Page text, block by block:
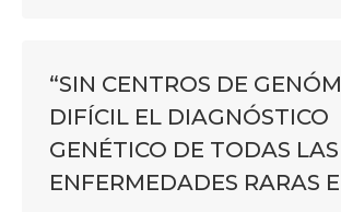
“SIN CENTROS DE
DIFÍCIL EL DIAGNÓSTICO
GENÉTICO DE TODAS LAS
ENFERMEDADES RARAS